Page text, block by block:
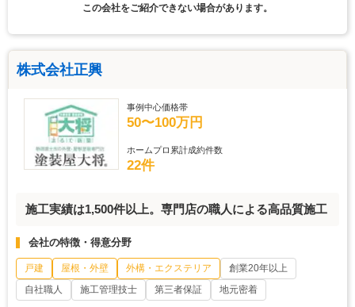
この会社をご紹介できない場合があります。
株式会社正興
事例中心価格帯
50〜100万円
ホームプロ累計成約件数
22件
施工実績は1,500件以上。専門店の職人による高品質施工
会社の特徴・得意分野
戸建 屋根・外壁 外構・エクステリア
創業20年以上
自社職人
施工管理技士 第三者保証 地元密着